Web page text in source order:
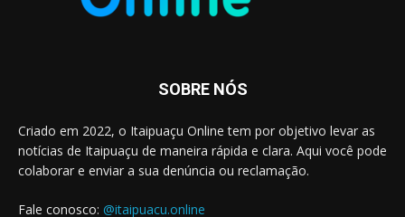
SOBRE NÓS
Criado em 2022, o Itaipuaçu Online tem por objetivo levar as
notícias de Itaipuaçu de maneira rápida e clara. Aqui você pode
colaborar e enviar a sua denúncia ou reclamação.
Fale conosco: @itaipuacu.online